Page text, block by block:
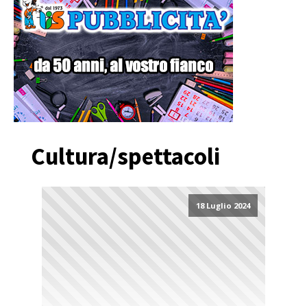
Cultura/spettacoli
18 Luglio 2024